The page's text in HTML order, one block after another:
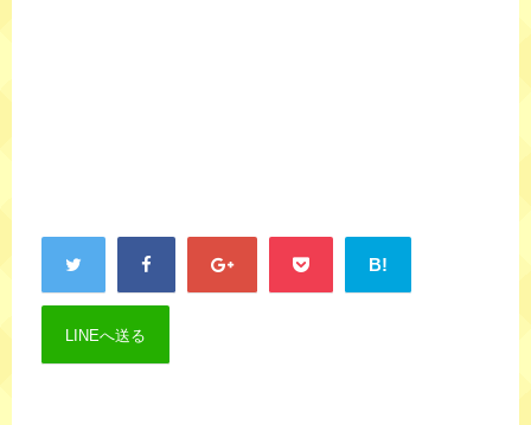
B!
LINEへ送る